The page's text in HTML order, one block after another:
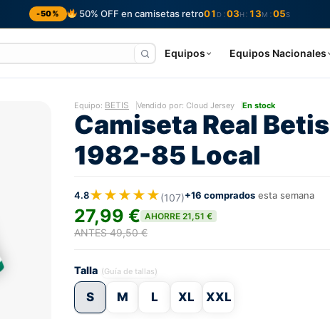
-50% 50% OFF en camisetas retro01 D :03H : 13M :04S
Equipos Equipos Nacionales
Equipo: BETIS Vendido por: Cloud Jersey En stock
Camiseta Real Betis
1982-85 Local
4.8★★★★★(107)+16 comprados esta semana
27,99 € AHORRE 21,51 €
ANTES 49,50 €
Talla (Guía de tallas)
S M L XL XXL